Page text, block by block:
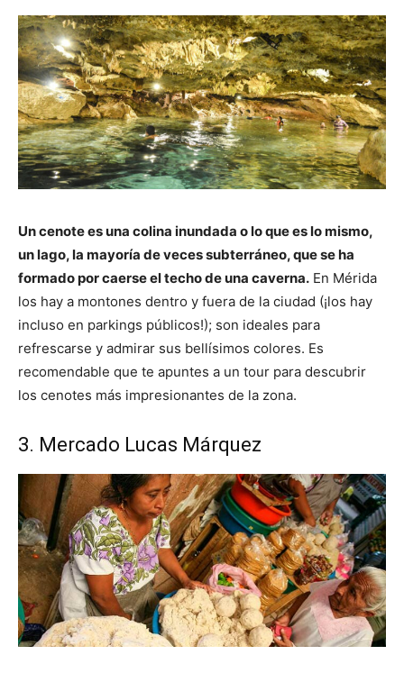
Un cenote es una colina inundada o lo que es lo mismo,
un lago, la mayoría de veces subterráneo, que se ha
formado por caerse el techo de una caverna. En Mérida
los hay a montones dentro y fuera de la ciudad (¡los hay
incluso en parkings públicos!); son ideales para
refrescarse y admirar sus bellísimos colores. Es
recomendable que te apuntes a un tour para descubrir
los cenotes más impresionantes de la zona.
3. Mercado Lucas Márquez